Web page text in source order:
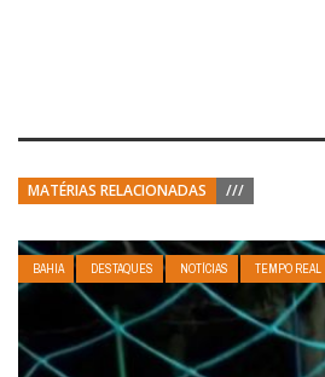
MATÉRIAS RELACIONADAS ///
BAHIA DESTAQUES NOTÍCIAS TEMPO REAL